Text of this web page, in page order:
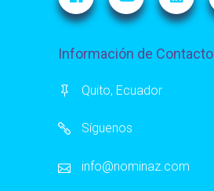
Información de Contacto
Quito, Ecuador
Síguenos
info@nominaz.com